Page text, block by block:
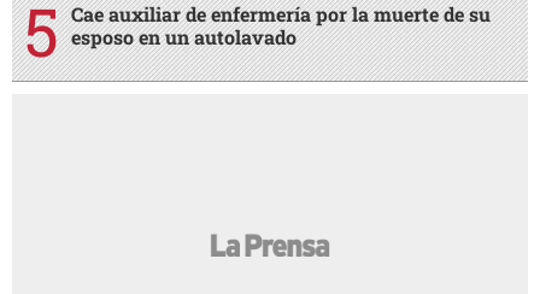
Cae auxiliar de enfermería por la muerte de su
esposo en un autolavado